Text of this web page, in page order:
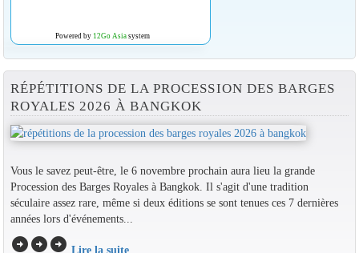
Powered by 12Go Asiasystem
RÉPÉTITIONS DE LA PROCESSION DES BARGES
ROYALES 2026 À BANGKOK
Vous le savez peut-être, le 6 novembre prochain aura lieu la grande
Procession des Barges Royales à Bangkok. Il s'agit d'une tradition
séculaire assez rare, même si deux éditions se sont tenues ces 7 dernières
années lors d'événements...
arrow_circle_rightarrow_circle_rightarrow_circle_right Lire la suite